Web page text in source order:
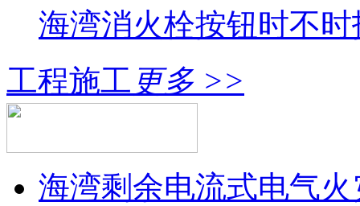
海湾消火栓按钮时不
工程施工 更多 >>
海湾剩余电流式电气